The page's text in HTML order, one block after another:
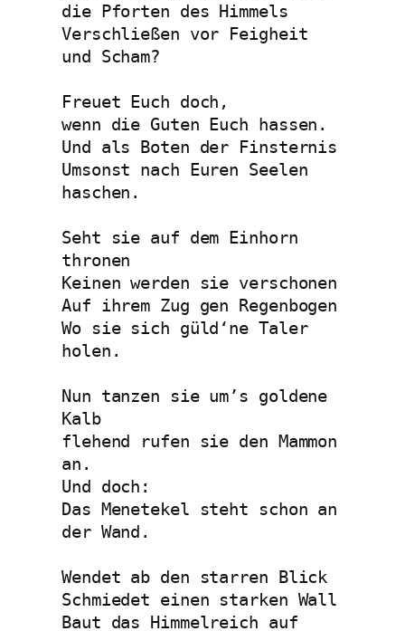
die Pforten des Himmels
Verschließen vor Feigheit
und Scham?
Freuet Euch doch,
wenn die Guten Euch hassen.
Und als Boten der Finsternis
Umsonst nach Euren Seelen
haschen.
Seht sie auf dem Einhorn
thronen
Keinen werden sie verschonen
Auf ihrem Zug gen Regenbogen
Wo sie sich güld‘ne Taler
holen.
Nun tanzen sie um’s goldene
Kalb
flehend rufen sie den Mammon
an.
Und doch:
Das Menetekel steht schon an
der Wand.
Wendet ab den starren Blick
Baut das Himmelreich auf